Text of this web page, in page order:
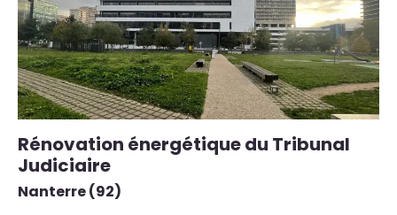
Rénovation énergétique du Tribunal
Judiciaire
Nanterre (92)